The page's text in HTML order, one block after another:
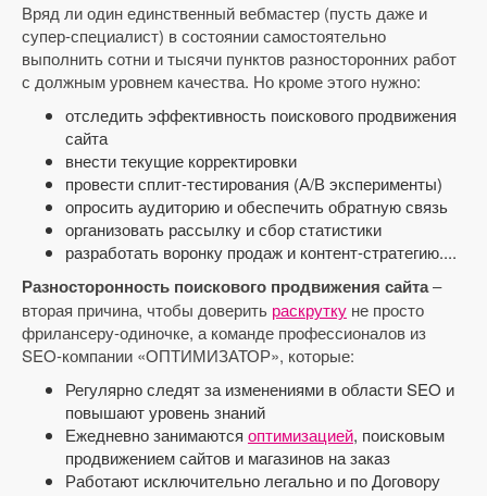
Вряд ли один единственный вебмастер (пусть даже и
супер-специалист) в состоянии самостоятельно
выполнить сотни и тысячи пунктов разносторонних работ
с должным уровнем качества. Но кроме этого нужно:
отследить эффективность поискового продвижения
сайта
внести текущие корректировки
провести сплит-тестирования (А/В эксперименты)
опросить аудиторию и обеспечить обратную связь
организовать рассылку и сбор статистики
разработать воронку продаж и контент-стратегию....
Разносторонность поискового продвижения сайта–
вторая причина, чтобы доверить раскрутку не просто
фрилансеру-одиночке, а команде профессионалов из
SEO-компании «ОПТИМИЗАТОР», которые:
Регулярно следят за изменениями в области SEO и
повышают уровень знаний
Ежедневно занимаются оптимизацией, поисковым
продвижением сайтов и магазинов на заказ
Работают исключительно легально и по Договору